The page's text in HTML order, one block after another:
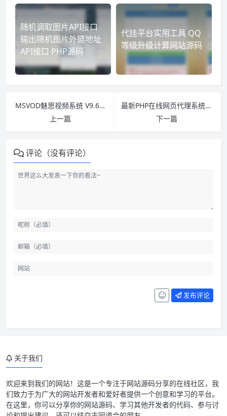
随机调取图片API接口
输出随机图片外链地址
API接口 PHP源码
代挂平台实用工具 QQ
等级升级计算网站源码
MSVOD魅思视频系统 V9.6.3 高级版破解源码 PC/WAP/试看功能
上一篇
最新PHP在线网页代理系统 Online Web Proxy
下一篇
评论（没有评论）
发布评论
系统需求
安装方法
关于我们
欢迎来到我们的网站！这是一个专注于网站源码分享的在线社区，我
们致力于为广大的网站开发者和爱好者提供一个创意和学习的平台。
在这里，你可以分享你的网站源码、学习其他开发者的代码、参与讨